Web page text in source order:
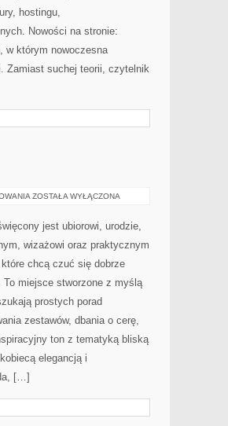
hostingu,
Nowości na stronie:
w którym nowoczesna
Zamiast suchej teorii, czytelnik
ZAKUPY
ZOSTAŁA WYŁĄCZONA
jest ubiorowi, urodzie,
wizażowi oraz praktycznym
chcą czuć się dobrze
miejsce stworzone z myślą
prostych porad
zestawów, dbania o cerę,
ton z tematyką bliską
elegancją i
[…]